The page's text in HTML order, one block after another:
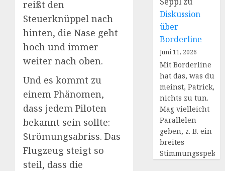
reißt den
Steuerknüppel nach
hinten, die Nase geht
hoch und immer
weiter nach oben.
Und es kommt zu
einem Phänomen,
dass jedem Piloten
bekannt sein sollte:
Strömungsabriss. Das
Flugzeug steigt so
steil, dass die
Diskussion
über
Borderline
Juni 11, 2026
Mit Borderline
hat das, was du
meinst, Patrick,
nichts zu tun.
Mag vielleicht
Parallelen
geben, z. B. ein
breites